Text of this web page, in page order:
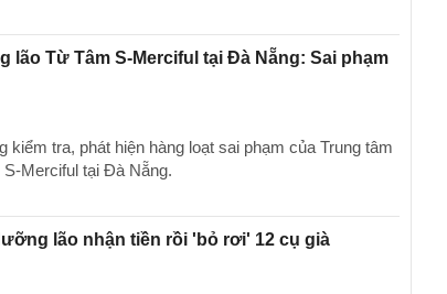
lão Từ Tâm S-Merciful tại Đà Nẵng: Sai phạm
kiểm tra, phát hiện hàng loạt sai phạm của Trung tâm
Merciful tại Đà Nẵng.
lão nhận tiền rồi 'bỏ rơi' 12 cụ già